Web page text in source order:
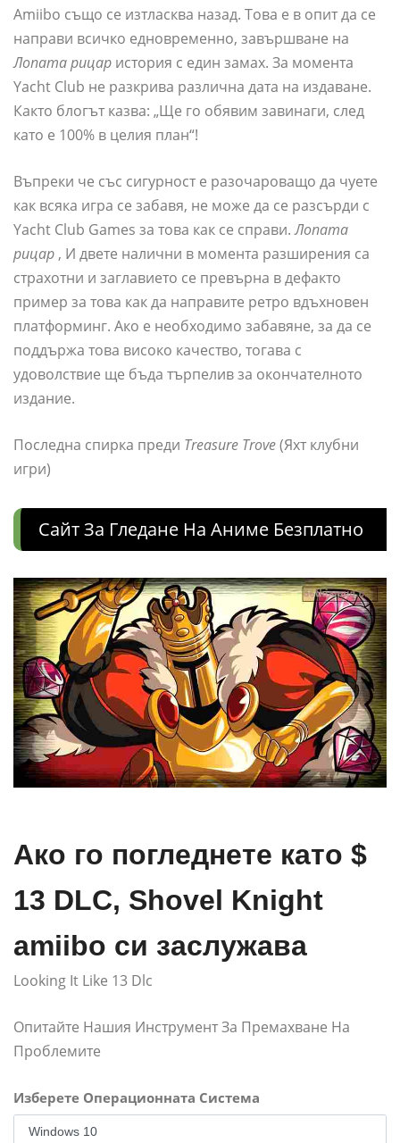
Amiibo също се изтласква назад. Това е в опит да се
направи всичко едновременно, завършване на
Лопата рицар история с един замах. За момента
Yacht Club не разкрива различна дата на издаване.
Както блогът казва: „Ще го обявим завинаги, след
като е 100% в целия план“!
Въпреки че със сигурност е разочароващо да чуете
как всяка игра се забавя, не може да се разсърди с
Yacht Club Games за това как се справи.Лопата
рицар , И двете налични в момента разширения са
страхотни и заглавието се превърна в дефакто
пример за това как да направите ретро вдъхновен
платформинг. Ако е необходимо забавяне, за да се
поддържа това високо качество, тогава с
удоволствие ще бъда търпелив за окончателното
издание.
Последна спирка преди Treasure Trove(Яхт клубни
игри)
Сайт За Гледане На Аниме Безплатно
Ако го погледнете като $
13 DLC, Shovel Knight
amiibo си заслужава
Looking It Like 13 Dlc
Опитайте Нашия Инструмент За Премахване На
Проблемите
Изберете Операционната Система